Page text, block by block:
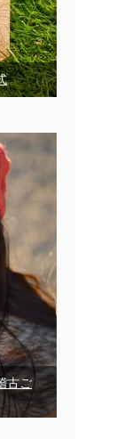
古ご